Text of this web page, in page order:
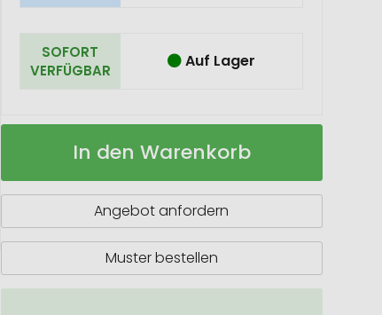
SOFORT
VERFÜGBAR
Auf Lager
RICHARTZ
Auf
In den Warenkorb
Angebot anfordern
Muster bestellen